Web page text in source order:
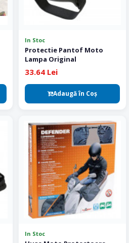
In Stoc
Protectie Pantof Moto
Lampa Original
33.64 Lei
Adaugă în Coş
In Stoc